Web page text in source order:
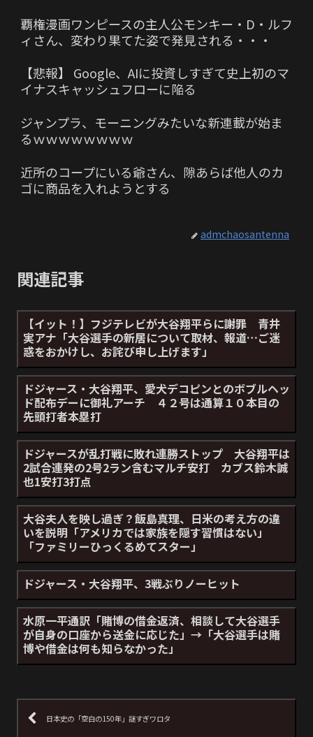
覇権漫画ワンピースの主人公モンキー・D・ルフ
ィさん、変わり果てた姿で発見される・・・
【悲報】 Google、AIに投資しすぎて史上初のマ
イナスキャッシュフローに陥る
ジャンプラ、モーニングみたいな新連載が始ま
るｗｗｗｗｗｗｗｗ
近所のコープにいる爺さん、隙あらば他人のカ
ゴに商品を入れようとする
admchaosantenna
関連記事
【イット！】フジテレビが大谷翔平らに謝罪 青井
実アナ「大谷選手の新居について取材、報道…ご迷
惑をおかけし、お詫び申し上げます」
ドジャース・大谷翔平、愛犬デコピンとのボブルヘッ
ド配布デーに御礼アーチ ４２号は通算１０本目の
先頭打者本塁打
ドジャースが乱打戦に敗れ連勝ストップ 大谷翔平は
2試合連発の2号2ラン含むマルチ安打 カブス鈴木誠
也1安打3打点
大谷夫人を映し過ぎ？飯島真理、日米の考え方の違
いを説明「アメリカでは家族を隠す習慣はない」
「ファミリーひっくるめてスター」
ドジャース・大谷翔平、3戦ぶりノーヒット
水原一平通訳「賭博の借金返済、相談して大谷選手
が自身の口座から送金に応じた」→「大谷選手は賭
博や借金は何も知らなかった」
日本史の「空白の150年」謎すぎワロタ